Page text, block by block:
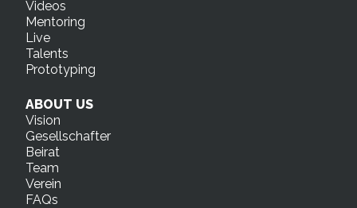
Videos
Mentoring
Live
Talents
Prototyping
ABOUT US
Vision
Gesellschafter
Beirat
Team
Verein
FAQs